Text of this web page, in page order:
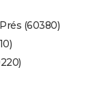
(60380)